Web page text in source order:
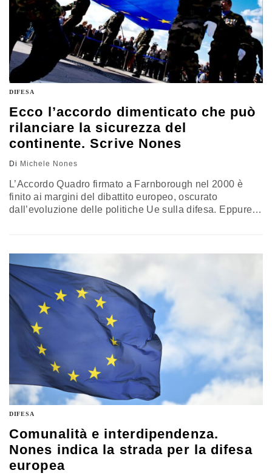
DIFESA
Ecco l’accordo dimenticato che può
rilanciare la sicurezza del
continente. Scrive Nones
Di Michele Nones
L’Accordo Quadro firmato a Farnborough nel 2000 è
finito ai margini del dibattito europeo, oscurato
dall’evoluzione delle politiche Ue sulla difesa. Eppure,
cooperazione tra i principali Paesi europei. Con una
governance rafforzata, un mercato più integrato e
programmi condivisi, l’obiettivo sarebbe costruire
capacità comuni senza attendere nuove riforme dei
Trattati. La riflessione di Michele Nones, vice presidente
dell’Istituto affari internazionali
DIFESA
Comunalità e interdipendenza.
Nones indica la strada per la difesa
europea